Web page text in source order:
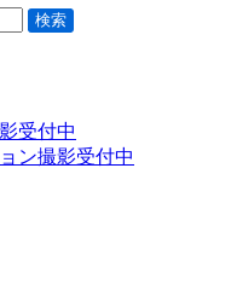
受付中
ン撮影受付中